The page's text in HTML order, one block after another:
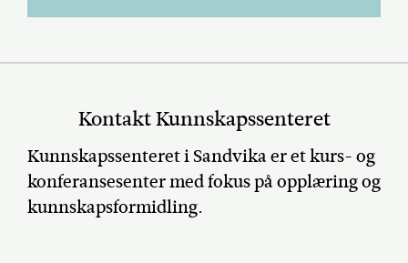
Kontakt Kunnskapssenteret
Kunnskapssenteret i Sandvika er et kurs- og
konferansesenter med fokus på opplæring og
kunnskapsformidling.